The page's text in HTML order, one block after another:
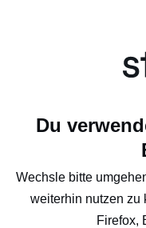
Du
Wechsle bitte
weiterhin nutzen zu
Firefox,